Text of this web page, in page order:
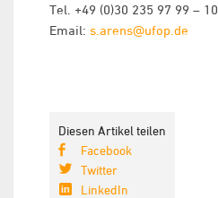
Tel. +49 (0)30 235 97 99 – 10
Email: s.arens@ufop.de
Diesen Artikel teilen
Facebook
Twitter
LinkedIn